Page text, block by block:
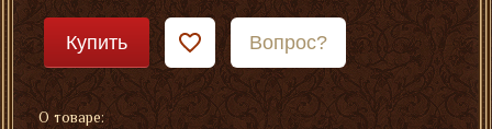
Купить Вопрос?
О товаре: